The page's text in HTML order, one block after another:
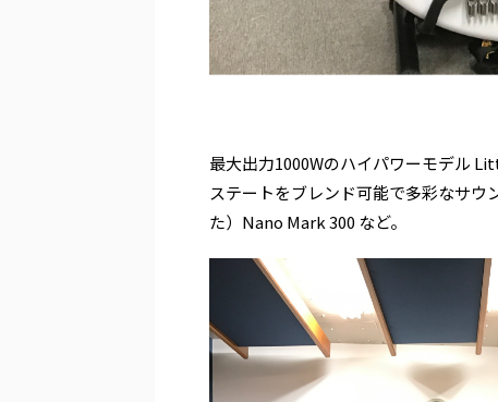
最大出力1000Wのハイパワーモデル
ステートをブレンド可能で多彩なサ
た）Nano Mark 300 など。